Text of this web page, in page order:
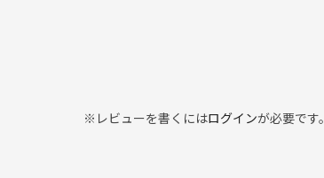
※レビューを書くにはログインが必要です。